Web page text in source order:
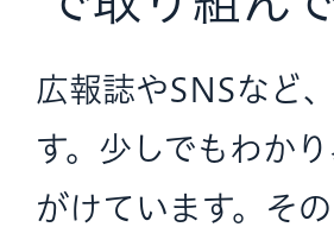
広報誌やSNSなど
す。少しでもわか
がけています。そ